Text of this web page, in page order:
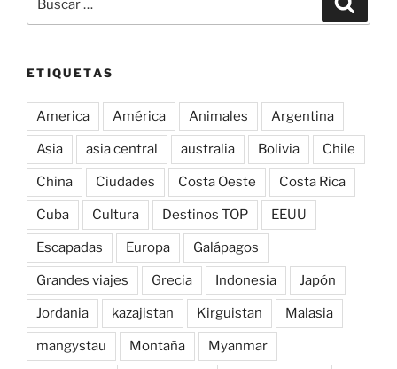
por:
ETIQUETAS
America América Animales Argentina
Asia asia central australia Bolivia Chile
China Ciudades Costa Oeste Costa Rica
Cuba Cultura Destinos TOP EEUU
Escapadas Europa Galápagos
Grandes viajes Grecia Indonesia Japón
Jordania kazajistan Kirguistan Malasia
mangystau Montaña Myanmar